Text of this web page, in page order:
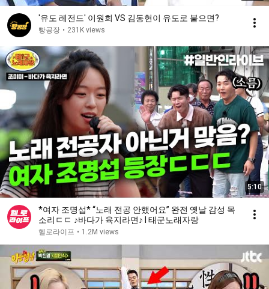
'유도 레전드' 이원희 VS 김동현이 유도로 붙으면?
빵공장 • 231K views
5:10
*여자 조명섭* “노래 전공 안했어요” 완전 옛날 감성 목
소리ㄷㄷ ♪바다가 육지라면♪ l 태군노래자랑
헬로라이프 • 1.2M views